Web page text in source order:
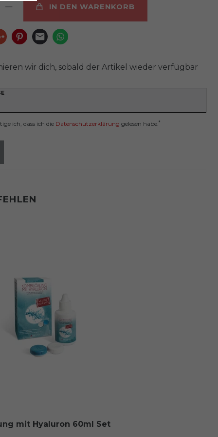
IN DEN WARENKORB
wir dich, sobald der Artikel wieder verfügbar
ich, dass ich die Daten­schutz­erklärung gelesen habe.*
mit Hyaluron 60ml Set